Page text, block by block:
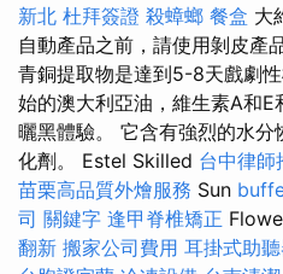
新北 杜拜簽證 殺蟑螂 餐盒 大
自動產品之前，請使用剝皮產
青銅提取物是達到5-8天戲劇
始的澳大利亞油，維生素A和
曬黑體驗。 它含有強烈的水
化劑。 Estel Skilled 台中律師
苗栗高品質外燴服務 Sun
司 關鍵字 逢甲脊椎矯正
翻新 搬家公司費用 耳掛式助